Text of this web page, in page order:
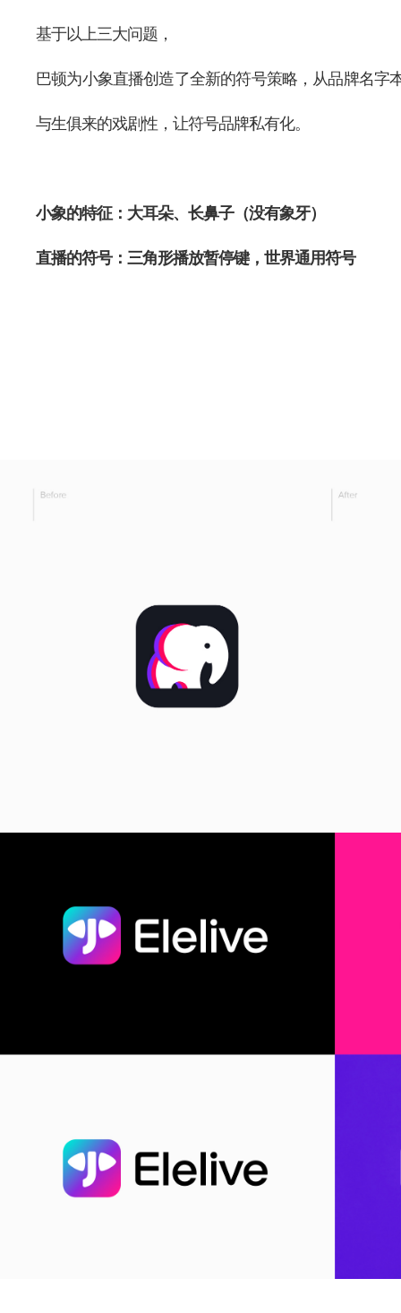
基于以上三大问题，
巴顿为小象直播创造了全新的符号策略，从品牌名字
与生俱来的戏剧性，让符号品牌私有化。
小象的特征：大耳朵、长鼻子（没有象牙）
直播的符号：三角形播放暂停键，世界通用符号